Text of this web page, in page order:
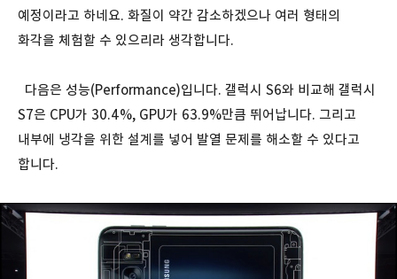
예정이라고 하네요. 화질이 약간 감소하겠으나 여러 형태의
화각을 체험할 수 있으리라 생각합니다.
다음은 성능(Performance)입니다. 갤럭시 S6와 비교해 갤럭시
S7은 CPU가 30.4%, GPU가 63.9%만큼 뛰어납니다. 그리고
내부에 냉각을 위한 설계를 넣어 발열 문제를 해소할 수 있다고
합니다.